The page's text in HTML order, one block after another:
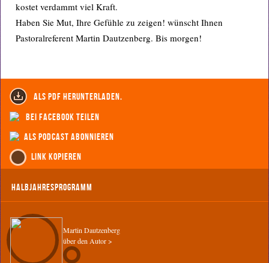
kostet verdammt viel Kraft.
Haben Sie Mut, Ihre Gefühle zu zeigen! wünscht Ihnen
Pastoralreferent Martin Dautzenberg. Bis morgen!
als PDF herunterladen.
bei Facebook teilen
als Podcast abonnieren
Link kopieren
Halbjahresprogramm
Martin Dautzenberg
über den Autor >